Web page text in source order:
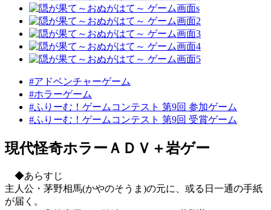
#アドベンチャーゲーム
#ホラーゲーム
#ふりーむ！ゲームコンテスト 第9回 参加ゲーム
#ふりーむ！ゲームコンテスト 第9回 受賞ゲーム
現代怪奇ホラーＡＤＶ＋岩ゲー
◆あらすじ
主人公・茅野相馬(かやのそうま)の元に、或る日一通の手紙
が届く。